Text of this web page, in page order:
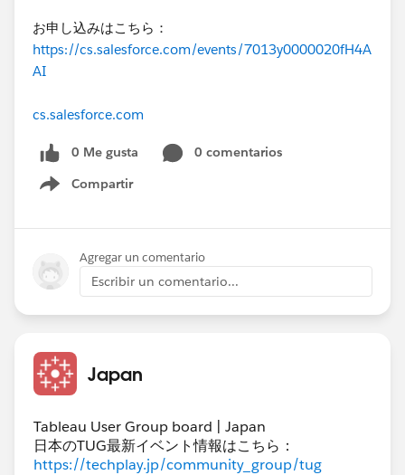
お申し込みはこちら：
https://cs.salesforce.com/events/7013y0000020fH4A
AI
cs.salesforce.com
0 Me gusta
0 comentarios
Compartir
Show menu
Agregar un comentario
Escribir un comentario...
Japan
Tableau User Group board | Japan
日本のTUG最新イベント情報はこちら：
https://techplay.jp/community_group/tug